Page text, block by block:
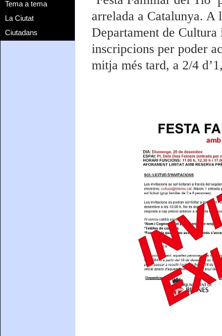
Tema a tema
La Ciutat
Ciutadans
arrelada a Catalunya. A
Departament de Cultura
inscripcions per poder
mitja més tard, a 2/4